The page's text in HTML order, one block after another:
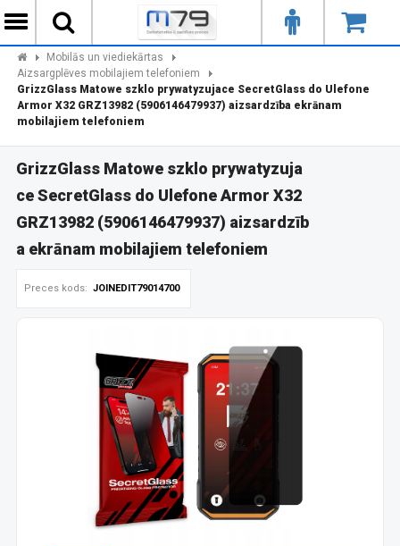
Mobilās un viediekārtas
Aizsargplēves mobilajiem telefoniem
GrizzGlass Matowe szklo prywatyzujace SecretGlass do Ulefone
Armor X32 GRZ13982 (5906146479937) aizsardzība ekrānam
mobilajiem telefoniem
GrizzGlass Matowe szklo prywatyzuja
ce SecretGlass do Ulefone Armor X32
GRZ13982 (5906146479937) aizsardzīb
a ekrānam mobilajiem telefoniem
Preces kods: JOINEDIT79014700